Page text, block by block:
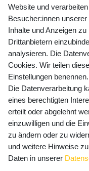
Preisangaben inkl.
Versandkosten
Newsletter
E-MAIL **
Newsletter
Honig
Hiermit bestätige
Website und
Besucher:innen
Inhalte und Anzeigen
Drittanbietern
analysieren. Die
Cookies. Wir teilen
Einstellungen benennen.
Die Datenverarbeitung
eines berechtigten
erteilt oder abgelehnt
einzuwilligen und die
zu ändern oder zu
und weitere Hinweise
Daten in unserer